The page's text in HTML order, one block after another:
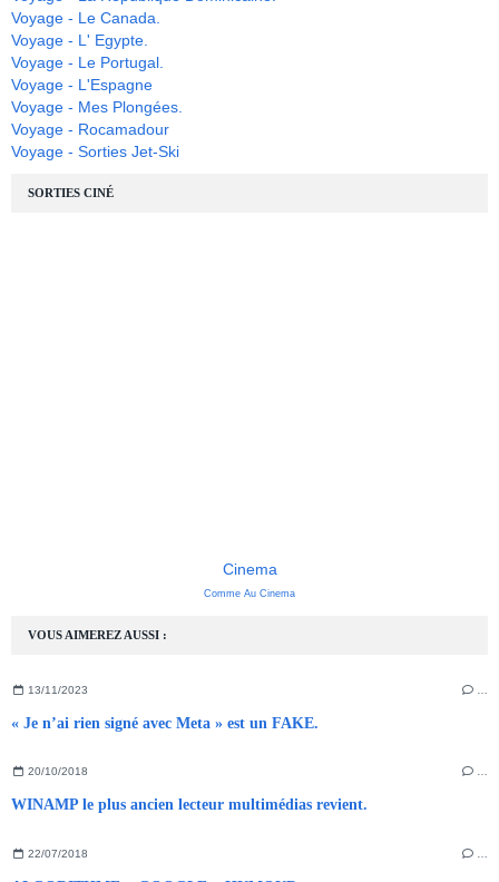
VOUS AIMEREZ AUSSI :
13/11/2023
« Je n’ai rien signé avec Meta » est un FAKE.
20/10/2018
WINAMP le plus ancien lecteur multimédias revient.
22/07/2018
Voyage - Le Canada.
Voyage - L' Egypte.
Voyage - Le Portugal.
Voyage - L'Espagne
Voyage - Mes Plongées.
Voyage - Rocamadour
Voyage - Sorties Jet-Ski
SORTIES CINÉ
Cinema
Comme Au Cinema